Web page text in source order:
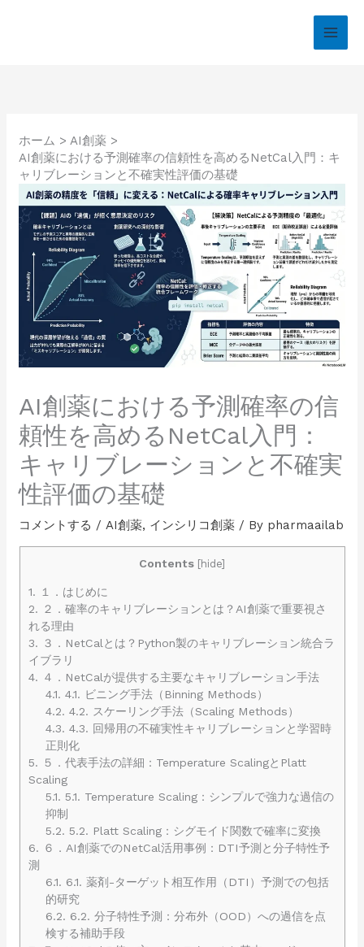
ホーム
AI創薬
AI創薬における予測確率の信頼性を高めるNetCal入門：キ
ャリブレーションと不確実性評価の基礎
AI創薬における予測確率の信
頼性を高めるNetCal入門：
キャリブレーションと不確実
性評価の基礎
コメントする / AI創薬, インシリコ創薬 / By pharmaailab
Contents [hide]
1. １．はじめに
2. ２．確率のキャリブレーションとは？AI創薬で重要視さ
れる理由
3. ３．NetCalとは？Python製のキャリブレーション統合ラ
イブラリ
4. ４．NetCalが提供する主要なキャリブレーション手法
4.1. 4.1. ビニング手法（Binning Methods）
4.2. 4.2. スケーリング手法（Scaling Methods）
4.3. 4.3. 回帰用の不確実性キャリブレーションと学習時
正則化
5. ５．代表手法の詳細：Temperature ScalingとPlatt
Scaling
5.1. 5.1. Temperature Scaling：シンプルで強力な過信の
抑制
5.2. 5.2. Platt Scaling：シグモイド関数で確率に変換
6. ６．AI創薬でのNetCal活用事例：DTI予測と分子特性予
測
6.1. 6.1. 薬剤-ターゲット相互作用（DTI）予測での包括
的研究
6.2. 6.2. 分子特性予測：分布外（OOD）への過信を点
検する補助手段